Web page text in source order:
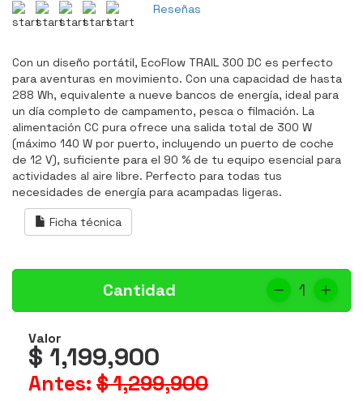
Reseñas
Con un diseño portátil, EcoFlow TRAIL 300 DC es perfecto
para aventuras en movimiento. Con una capacidad de hasta
288 Wh, equivalente a nueve bancos de energía, ideal para
un día completo de campamento, pesca o filmación. La
alimentación CC pura ofrece una salida total de 300 W
(máximo 140 W por puerto, incluyendo un puerto de coche
de 12 V), suficiente para el 90 % de tu equipo esencial para
actividades al aire libre. Perfecto para todas tus
necesidades de energía para acampadas ligeras.
Ficha técnica
Cantidad 1
Valor
$ 1,199,900
Antes: $ 1,299,900
productos
productos
DE
RECICLAJE
productos
productos
DE
LIMPIEZA
productos
DE
MATERIALES
productos
LIBRE
productos
PARA
BAÑOS